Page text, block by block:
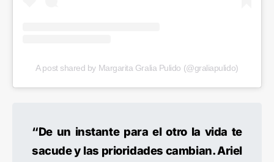
A post shared by Margarita Gralia Pulido (@graliapulido)
“De un instante para el otro la vida te
sacude y las prioridades cambian. Ariel